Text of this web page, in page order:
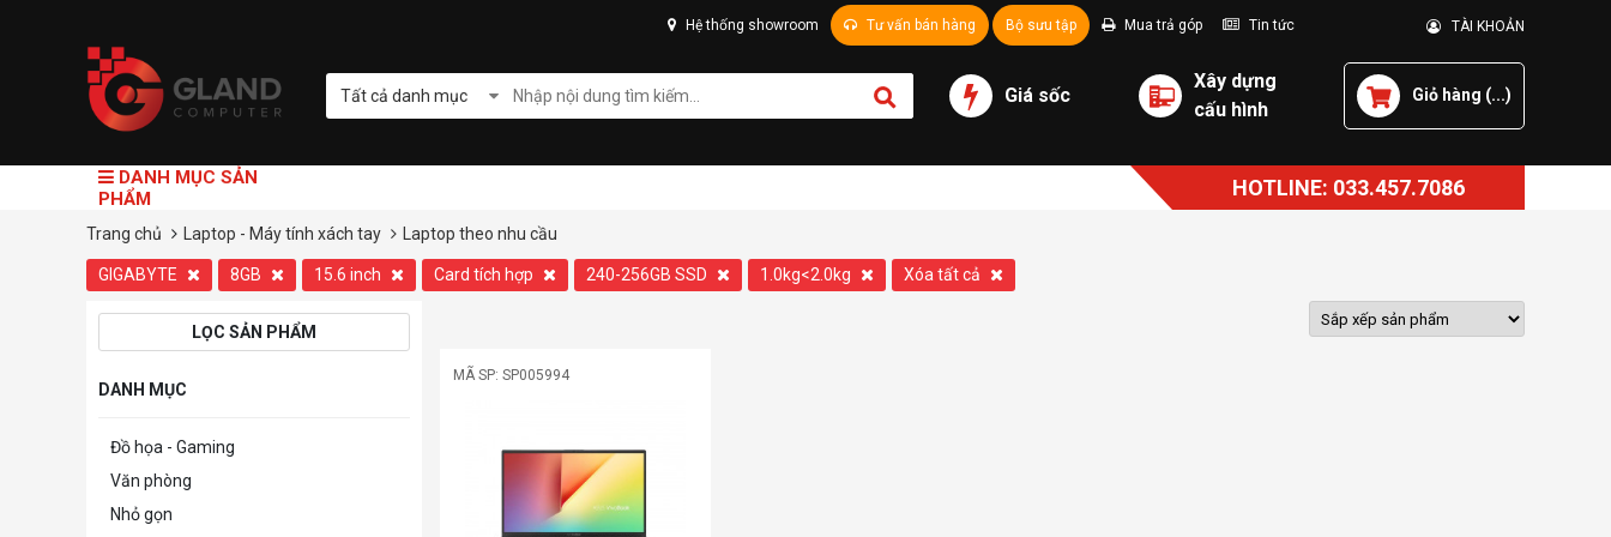
Hệ thống showroom Tư vấn bán hàng Bộ sưu tập Mua trả góp Tin tức TÀI KHOẢN
Tất cả danh mục Giá sốc
Xây dựng
cấu hình
Giỏ hàng (...)
DANH MỤC SẢN
PHẨM
HOTLINE: 033.457.7086
Trang chủ Laptop - Máy tính xách tay Laptop theo nhu cầu
GIGABYTE 8GB 15.6 inch Card tích hợp 240-256GB SSD 1.0kg<2.0kg Xóa tất cả
LỌC SẢN PHẨM
DANH MỤC
Đồ họa - Gaming
Văn phòng
Nhỏ gọn
MÃ SP: SP005994